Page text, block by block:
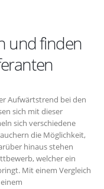
und finden
Aufwärtstrend bei den
sich mit dieser
sich verschiedene
die Möglichkeit,
hinaus stehen
welcher ein
Mit einem Vergleich